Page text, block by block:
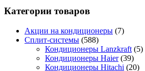
Категории товаров
Акции на кондиционеры (7)
Сплит-системы (588)
Кондиционеры Lanzkraft (5)
Кондиционеры Haier (39)
Кондиционеры Hitachi (20)